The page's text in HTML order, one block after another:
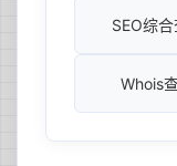
SEO综
Whois